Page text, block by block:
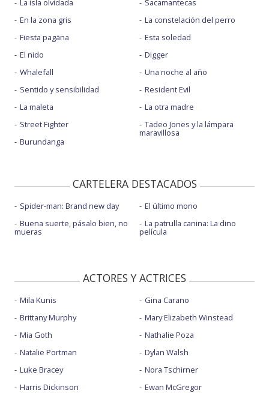
La isla olvidada
En la zona gris
Fiesta pagäna
El nido
Whalefall
Sentido y sensibilidad
La maleta
Street Fighter
Burundanga
Sacamantecas
La constelación del perro
Esta soledad
Digger
Una noche al año
Resident Evil
La otra madre
Tadeo Jones y la lámpara
maravillosa
CARTELERA DESTACADOS
Spider-man: Brand new day
Buena suerte, pásalo bien, no
mueras
El último mono
La patrulla canina: La dino
película
ACTORES Y ACTRICES
Mila Kunis
Brittany Murphy
Mia Goth
Natalie Portman
Luke Bracey
Harris Dickinson
Gina Carano
Mary Elizabeth Winstead
Nathalie Poza
Dylan Walsh
Nora Tschirner
Ewan McGregor